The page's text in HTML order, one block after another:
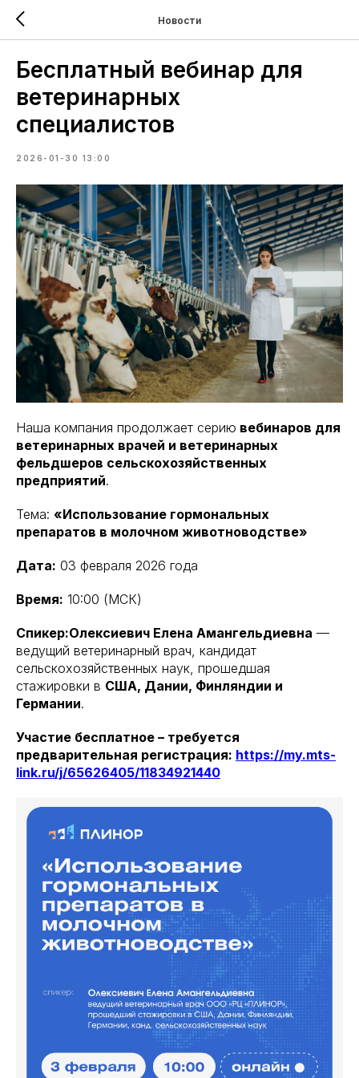
Новости
Бесплатный вебинар для
ветеринарных
специалистов
2026-01-30 13:00
Наша компания продолжает серию вебинаров для
ветеринарных врачей и ветеринарных
фельдшеров сельскохозяйственных
предприятий.
Тема: «Использование гормональных
препаратов в молочном животноводстве»
Дата: 03 февраля 2026 года
Время: 10:00 (МСК)
Спикер:Олексиевич Елена Амангельдиевна —
ведущий ветеринарный врач, кандидат
сельскохозяйственных наук, прошедшая
стажировки в США, Дании, Финляндии и
Германии.
Участие бесплатное – требуется
предварительная регистрация: https://my.mts-
link.ru/j/65626405/11834921440